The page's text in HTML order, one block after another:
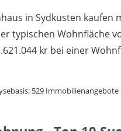
in Sydkusten
typischen Wohnfläche
kr bei einer
529